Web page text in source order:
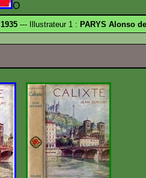
O
1935 --- Illustrateur 1 : PARYS Alonso de